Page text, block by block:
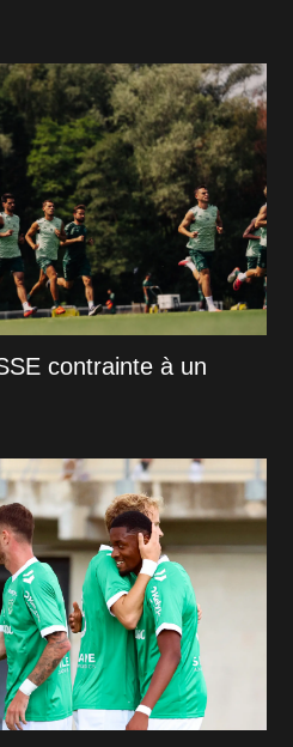
contrainte à un